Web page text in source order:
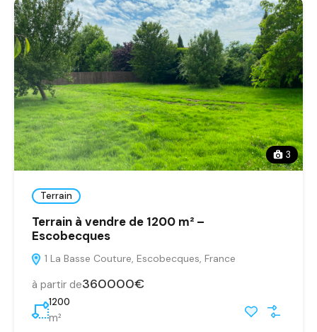
3
Terrain
Terrain à vendre de 1200 m² –
Escobecques
1 La Basse Couture, Escobecques, France
à partir de360000€
1200
m²